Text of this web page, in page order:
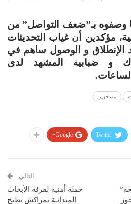
وصفوه بـ”ضعف التواصل” من
مؤكدين أن غياب التحديثات
الإنطلاق و الوصول ساهم في
و ضبابية المشهد لدى
لساعات.
مسافرين
Twitter
Google+
التالي
حملة أمنية لفرقة الأبحاث
الميدانية بمراكش تطيح